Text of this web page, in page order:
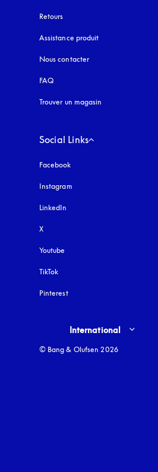
Retours
Assistance produit
Nous contacter
FAQ
Trouver un magasin
Social Links
Facebook
Instagram
LinkedIn
X
Youtube
TikTok
Pinterest
Select country and language
International
© Bang & Olufsen 2026